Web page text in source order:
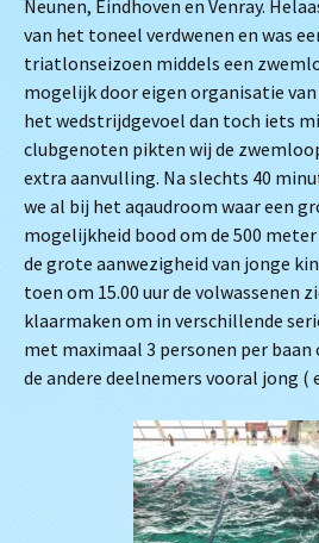
Neunen, Eindhoven en Venray.
van het toneel verdwenen en was
triatlonseizoen middels een
mogelijk door eigen organisatie
het wedstrijdgevoel dan toch iets
clubgenoten pikten wij de
extra aanvulling. Na slechts 40
we al bij het aqaudroom waar een
mogelijkheid bood om de 500
de grote aanwezigheid van jonge
toen om 15.00 uur de volwassenen
klaarmaken om in verschillende
met maximaal 3 personen per
de andere deelnemers vooral jong (